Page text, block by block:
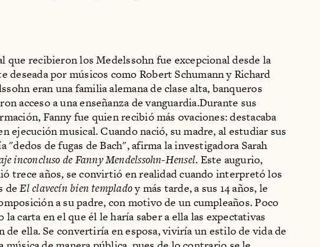
que recibieron los Medelssohn fue excepcional desde la
deseada por músicos como Robert Schumann y Richard
eran una familia alemana de clase alta, banqueros
acceso a una enseñanza de vanguardia.Durante sus
Fanny fue quien recibió más ovaciones: destacaba
ejecución musical. Cuando nació, su madre, al estudiar sus
"dedos de fugas de Bach", afirma la investigadora Sarah
inconcluso de Fanny Mendelssohn-Hensel. Este augurio,
trece años, se convirtió en realidad cuando interpretó los
deEl clavecín bien templadoy más tarde, a sus 14 años, le
a su padre, con motivo de un cumpleaños. Poco
carta en el que él le haría saber a ella las expectativas
de ella. Se convertiría en esposa, viviría un estilo de vida de